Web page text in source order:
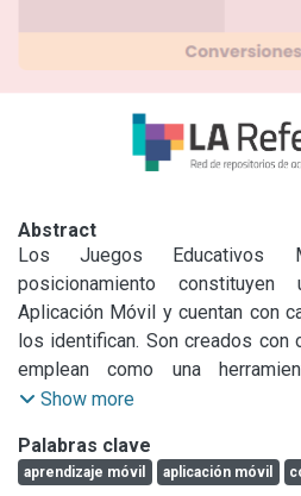
Abstract
Los Juegos Educativos
posicionamiento
Aplicación Móvil y cuentan con
los identifican. Son creados
emplean como una
aprendizaje por considerarse un
Guía para la
Móviles basados en
Show more
Palabras clave
aprendizaje móvil aplicación móvil